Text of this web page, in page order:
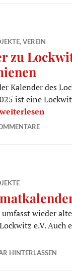
, VEREIN
zu
Kalender des
ist eine
zu
weiterlesen
wieder
e.V.
HINTERLASSEN